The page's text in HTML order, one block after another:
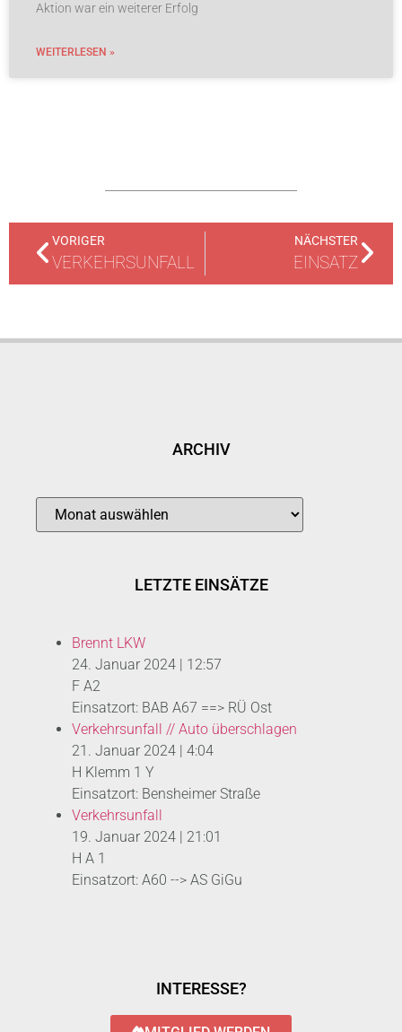
Aktion war ein weiterer Erfolg
WEITERLESEN »
VORIGER
VERKEHRSUNFALL
NÄCHSTER
EINSATZ
ARCHIV
LETZTE EINSÄTZE
Brennt LKW
24. Januar 2024 | 12:57
F A2
Einsatzort: BAB A67 ==> RÜ Ost
Verkehrsunfall // Auto überschlagen
21. Januar 2024 | 4:04
H Klemm 1 Y
Einsatzort: Bensheimer Straße
Verkehrsunfall
19. Januar 2024 | 21:01
H A 1
Einsatzort: A60 --> AS GiGu
INTERESSE?